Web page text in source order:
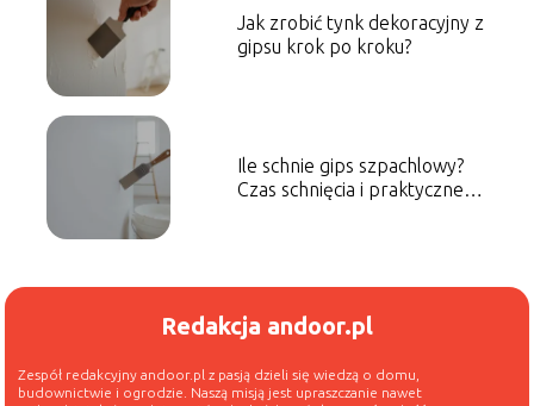
Jak zrobić tynk dekoracyjny z
gipsu krok po kroku?
Ile schnie gips szpachlowy?
Czas schnięcia i praktyczne
Redakcja andoor.pl
Zespół redakcyjny andoor.pl z pasją dzieli się wiedzą o domu,
budownictwie i ogrodzie. Naszą misją jest upraszczanie nawet